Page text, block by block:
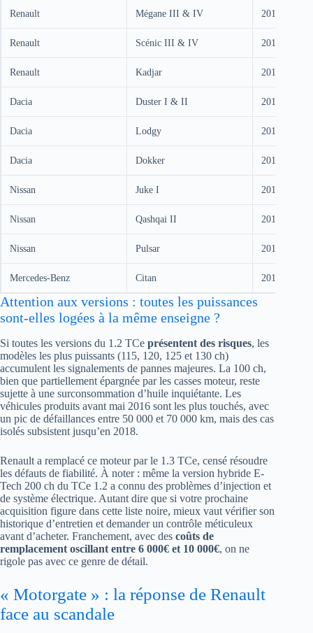
Renault Mégane III & IV 2012-2016
Renault Scénic III & IV 2012-2016
Renault Kadjar 2015-2019
Dacia Duster I & II 2013-2017
Dacia Lodgy 2012-2017
Dacia Dokker 2012-2018
Nissan Juke I 2012-2015
Nissan Qashqai II 2013-2017
Nissan Pulsar 2014-2018
Mercedes-Benz Citan 2013-2021
Attention aux versions : toutes les puissances
sont-elles logées à la même enseigne ?
Si toutes les versions du 1.2 TCe présentent des risques, les
modèles les plus puissants (115, 120, 125 et 130 ch)
accumulent les signalements de pannes majeures. La 100 ch,
bien que partiellement épargnée par les casses moteur, reste
sujette à une surconsommation d’huile inquiétante. Les
véhicules produits avant mai 2016 sont les plus touchés, avec
un pic de défaillances entre 50 000 et 70 000 km, mais des cas
isolés subsistent jusqu’en 2018.
Renault a remplacé ce moteur par le 1.3 TCe, censé résoudre
les défauts de fiabilité. À noter : même la version hybride E-
Tech 200 ch du TCe 1.2 a connu des problèmes d’injection et
de système électrique. Autant dire que si votre prochaine
acquisition figure dans cette liste noire, mieux vaut vérifier son
historique d’entretien et demander un contrôle méticuleux
avant d’acheter. Franchement, avec des coûts de
remplacement oscillant entre 6 000€ et 10 000€, on ne
rigole pas avec ce genre de détail.
« Motorgate » : la réponse de Renault
face au scandale